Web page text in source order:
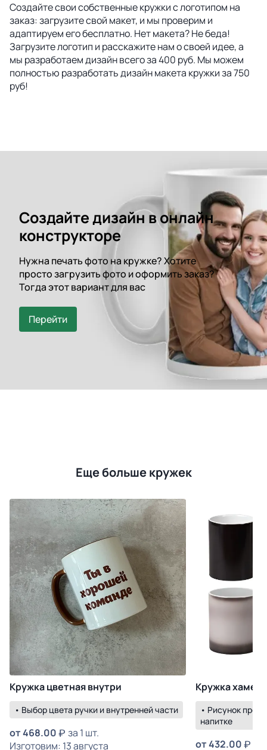
Создайте свои собственные кружки с логотипом на
заказ: загрузите свой макет, и мы проверим и
адаптируем его бесплатно. Нет макета? Не беда!
Загрузите логотип и расскажите нам о своей идее, а
мы разработаем дизайн всего за 400 руб. Мы можем
полностью разработать дизайн макета кружки за 750
руб!
Создайте дизайн в онлайн
конструкторе
Нужна печать фото на кружке? Хотите
просто загрузить фото и оформить заказ?
Тогда этот вариант для вас
Перейти
Еще больше кружек
Кружка цветная внутри
• Выбор цвета ручки и внутренней части
от468.00
за 1 шт.
Изготовим: 13 августа
Кружка
• Рисунок
напитке
от432.00